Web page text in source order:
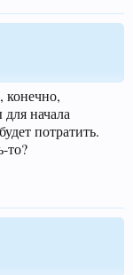
конечно,
начала
потратить.
то?